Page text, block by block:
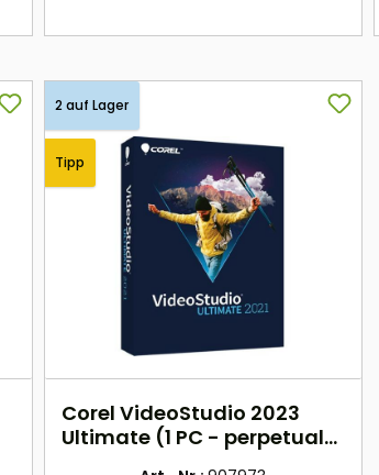
2 auf Lager
Tipp
Corel VideoStudio 2023
Ultimate (1 PC - perpetual)